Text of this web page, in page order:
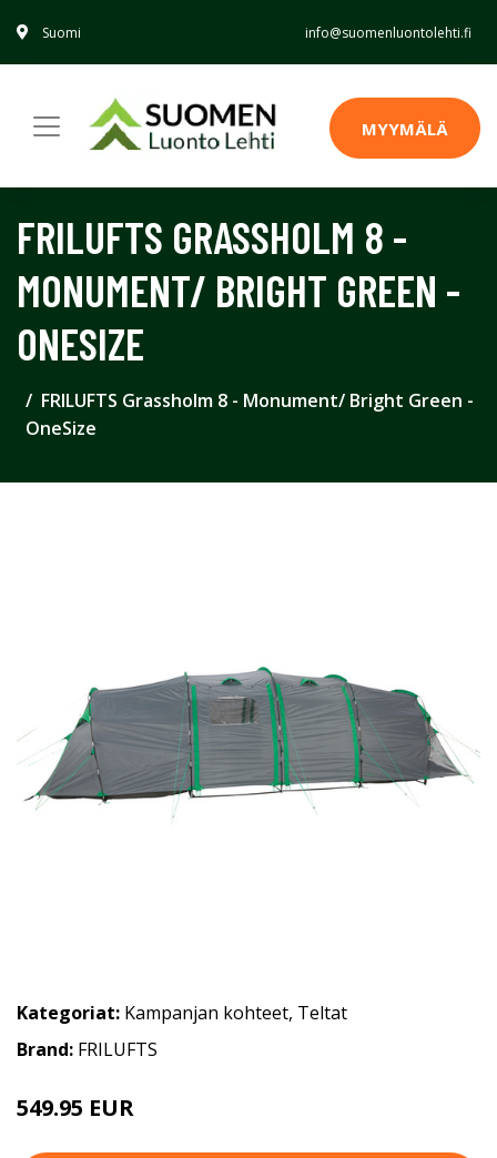
Suomi info@suomenluontolehti.fi
MYYMÄLÄ
FRILUFTS GRASSHOLM 8 -
MONUMENT/ BRIGHT GREEN -
ONESIZE
FRILUFTS Grassholm 8 - Monument/ Bright Green -
OneSize
Kategoriat: Kampanjan kohteet, Teltat
Brand: FRILUFTS
549.95 EUR